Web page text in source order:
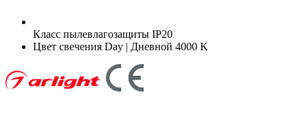
Класс пылевлагозащиты IP20
Цвет свечения Day | Дневной 4000 K